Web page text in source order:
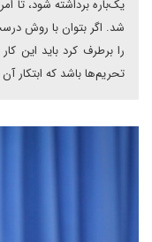
یک‌باره برداشته شود، تا
شد. اگر بتوان با روش
را برطرف کرد باید این
تحریم‌ها باشد که